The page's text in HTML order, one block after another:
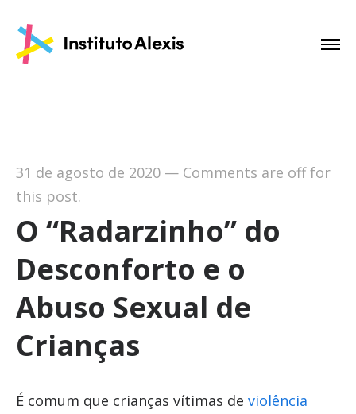
31 de agosto de 2020— Comments are off for
this post.
O “Radarzinho” do
Desconforto e o
Abuso Sexual de
Crianças
É comum que crianças vítimas de violência